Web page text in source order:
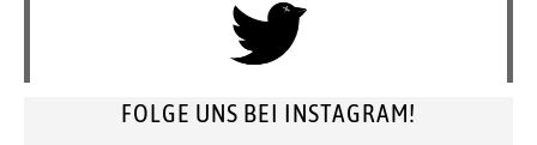
FOLGE UNS BEI INSTAGRAM!